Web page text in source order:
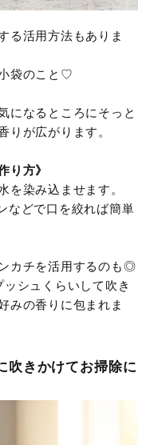
る活用方法もありま
袋のこと♡
になるところにそっと
りが広がります。
り方》
染み込ませます。
などで口を絞れば簡単
カチを活用するのも◎
シュくらいして吹き
みの香りに包まれま
きかけてお掃除に